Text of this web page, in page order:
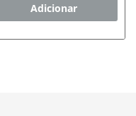
Adicionar